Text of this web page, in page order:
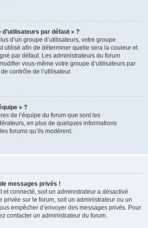
d’utilisateurs par défaut » ?
d’un groupe d’utilisateurs, votre groupe
utilisé afin de déterminer quelle sera la couleur et
par défaut. Les administrateurs du forum
vous-même votre groupe d’utilisateurs par
contrôle de l’utilisateur.
» ?
de l’équipe du forum que sont les
en plus de quelques informations
forums qu’ils modèrent.
messages privés !
et connecté, soit un administrateur a désactivé
privée sur le forum, soit un administrateur ou un
empêcher d’envoyer des messages privés. Pour
contacter un administrateur du forum.